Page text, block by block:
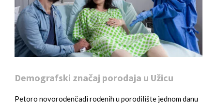
Demografski značaj porodaja u Užicu
Petoro novorođenčadi rođenih u porodilište jednom danu